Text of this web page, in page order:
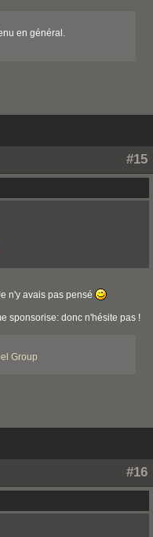
en général.
#15
n'y avais pas pensé
sponsorise: donc n'hésite pas !
Group
#16